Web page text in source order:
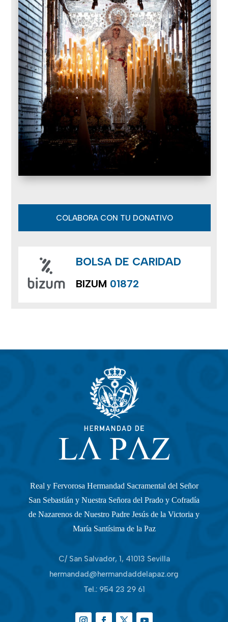
COLABORA CON TU DONATIVO
BOLSA DE CARIDAD
BIZUM 01872
Real y Fervorosa Hermandad Sacramental del Señor
San Sebastián y Nuestra Señora del Prado y Cofradía
de Nazarenos de Nuestro Padre Jesús de la Victoria y
María Santísima de la Paz
C/ San Salvador, 1, 41013 Sevilla
hermandad@hermandaddelapaz.org
Tel.: 954 23 29 61